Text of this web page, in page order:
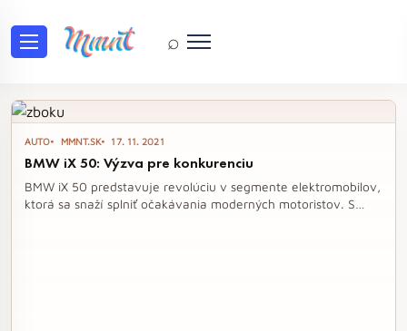
⌕
Tag: BMW iX 50
AUTO MMNT.SK 17. 11. 2021
BMW iX 50: Výzva pre konkurenciu
BMW iX 50 predstavuje revolúciu v segmente elektromobilov,
ktorá sa snaží splniť očakávania moderných motoristov. S